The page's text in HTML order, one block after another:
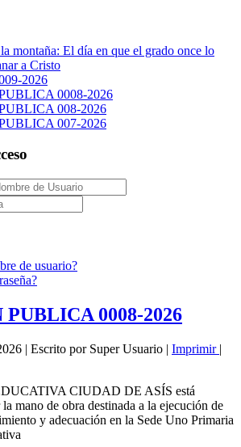
montaña: El día en que el grado once lo
a Cristo
2026
0008-2026
008-2026
007-2026
de usuario?
0008-2026
| Escrito por Super Usuario | Imprimir |
CIUDAD DE ASÍS está
mano de obra destinada a la ejecución de
y adecuación en la Sede Uno Primaria